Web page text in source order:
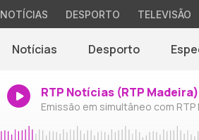
NOTÍCIAS DESPORTO TELEVISÃO
Notícias Desporto
RTP Notícias (RTP Madeira)
Emissão em simultâneo com